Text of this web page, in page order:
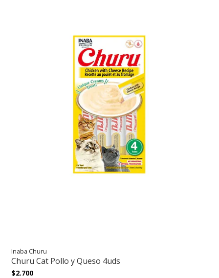
Inaba Churu
Churu Cat Pollo y Queso 4uds
$2.700